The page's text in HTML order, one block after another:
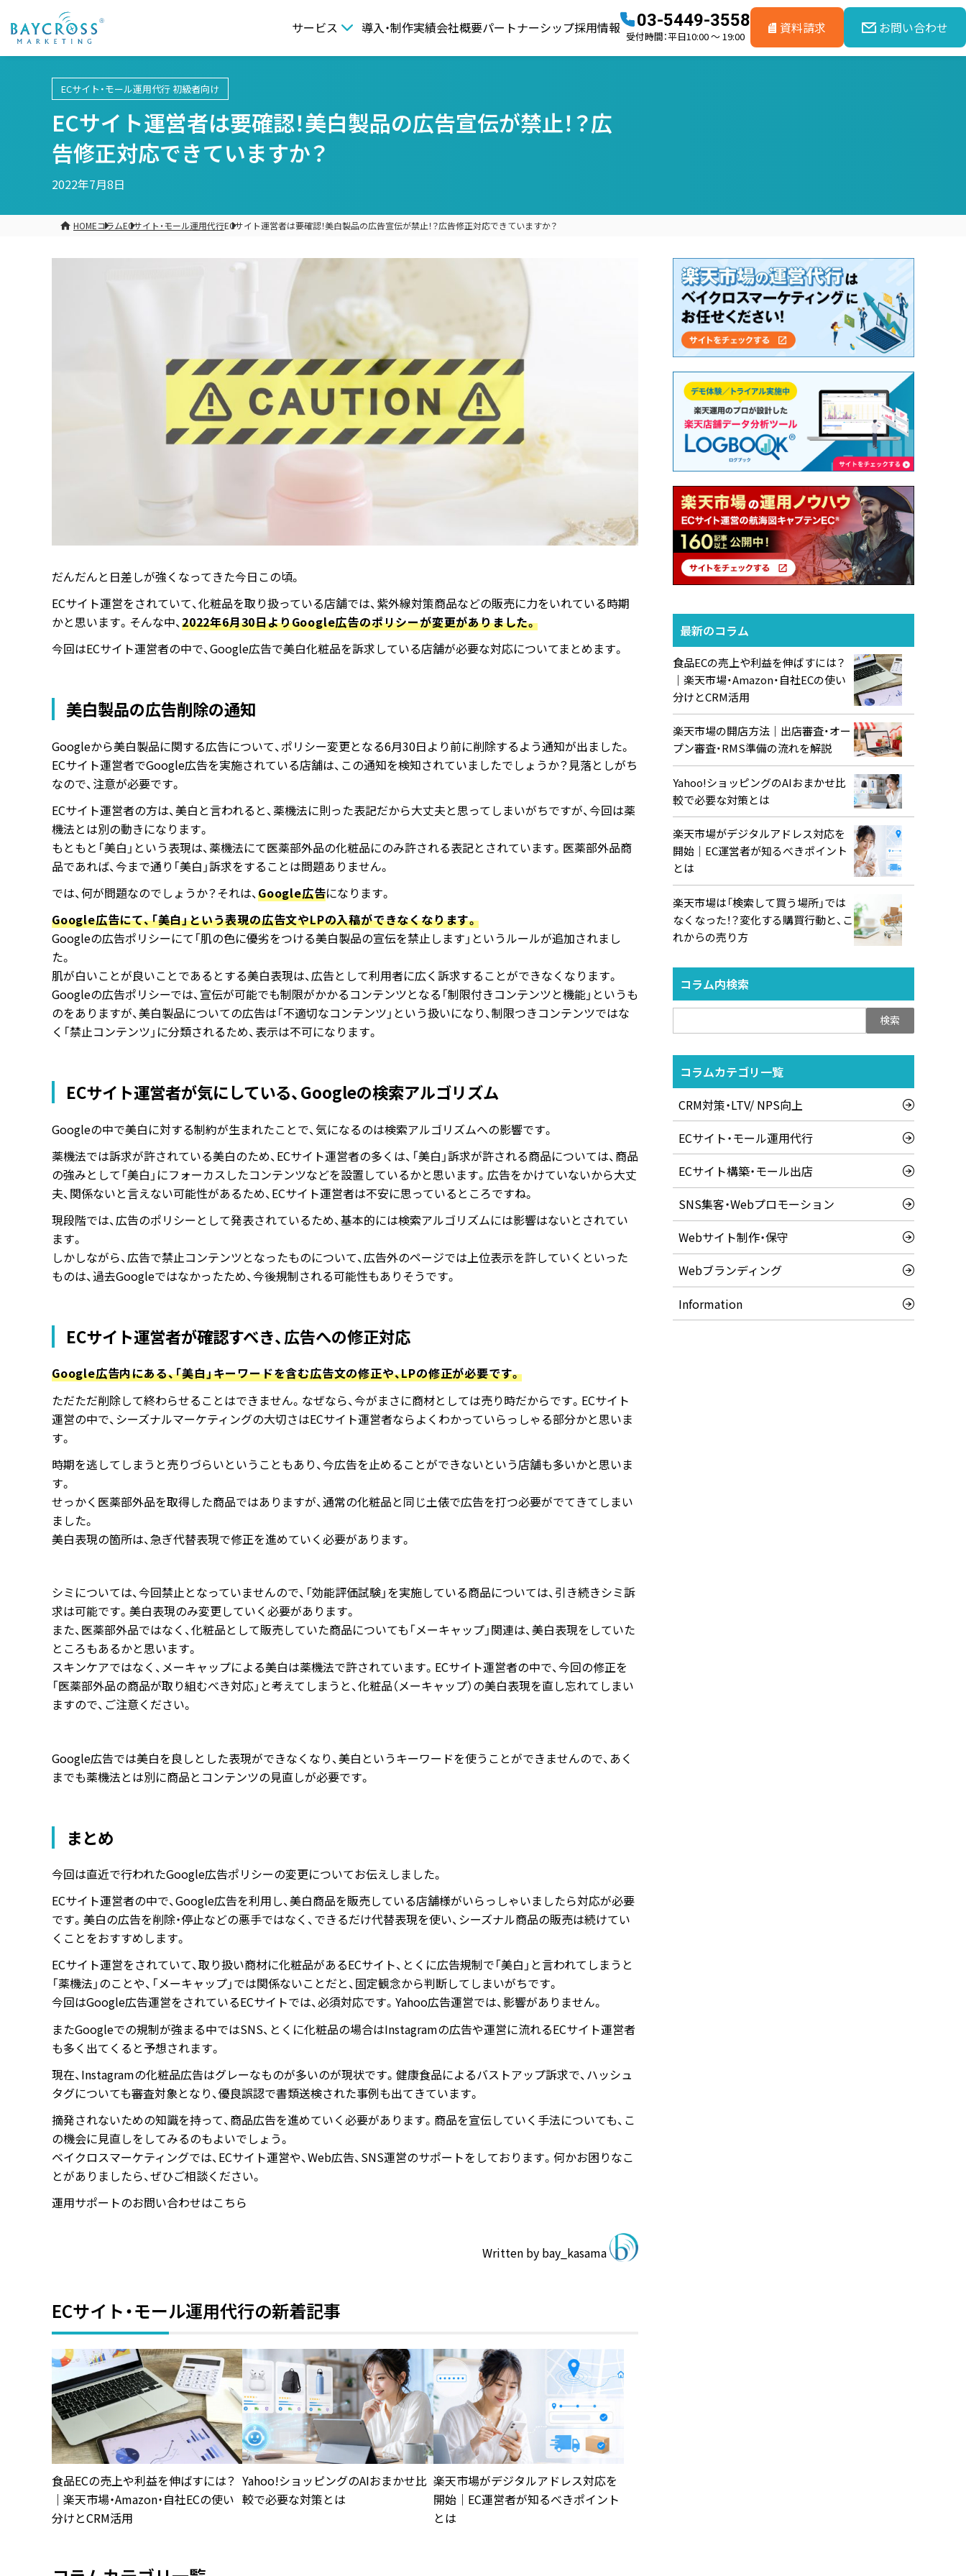
サービス 導入・制作実績会社概要パートナーシップ採用情報 03-5449-3558
受付時間：平日10:00 ～ 19:00 資料請求 お問い合わせ
ECサイト・モール運用代行 初級者向け
ECサイト運営者は要確認！美白製品の広告宣伝が禁止！？広
告修正対応できていますか？
2022年7月8日
HOMEコラムECサイト・モール運用代行ECサイト運営者は要確認！美白製品の広告宣伝が禁止！？広告修正対応できていますか？
だんだんと日差しが強くなってきた今日この頃。
ECサイト運営をされていて、化粧品を取り扱っている店舗では、紫外線対策商品などの販売に力をいれている時期
かと思います。そんな中、2022年6月30日よりGoogle広告のポリシーが変更がありました。
今回はECサイト運営者の中で、Google広告で美白化粧品を訴求している店舗が必要な対応についてまとめます。
美白製品の広告削除の通知
Googleから美白製品に関する広告について、ポリシー変更となる6月30日より前に削除するよう通知が出ました。
ECサイト運営者でGoogle広告を実施されている店舗は、この通知を検知されていましたでしょうか？見落としがち
なので、注意が必要です。
ECサイト運営者の方は、美白と言われると、薬機法に則った表記だから大丈夫と思ってしまいがちですが、今回は薬
機法とは別の動きになります。
もともと「美白」という表現は、薬機法にて医薬部外品の化粧品にのみ許される表記とされています。医薬部外品商
品であれば、今まで通り「美白」訴求をすることは問題ありません。
では、何が問題なのでしょうか？それは、Google広告になります。
Google広告にて、「美白」という表現の広告文やLPの入稿ができなくなります。
Googleの広告ポリシーにて「肌の色に優劣をつける美白製品の宣伝を禁止します」というルールが追加されまし
た。
肌が白いことが良いことであるとする美白表現は、広告として利用者に広く訴求することができなくなります。
Googleの広告ポリシーでは、宣伝が可能でも制限がかかるコンテンツとなる「制限付きコンテンツと機能」というも
のをありますが、美白製品についての広告は「不適切なコンテンツ」という扱いになり、制限つきコンテンツではな
く「禁止コンテンツ」に分類されるため、表示は不可になります。
ECサイト運営者が気にしている、Googleの検索アルゴリズム
Googleの中で美白に対する制約が生まれたことで、気になるのは検索アルゴリズムへの影響です。
薬機法では訴求が許されている美白のため、ECサイト運営者の多くは、「美白」訴求が許される商品については、商品
の強みとして「美白」にフォーカスしたコンテンツなどを設置しているかと思います。広告をかけていないから大丈
夫、関係ないと言えない可能性があるため、ECサイト運営者は不安に思っているところですね。
現段階では、広告のポリシーとして発表されているため、基本的には検索アルゴリズムには影響はないとされてい
ます。
しかしながら、広告で禁止コンテンツとなったものについて、広告外のページでは上位表示を許していくといった
ものは、過去Googleではなかったため、今後規制される可能性もありそうです。
ECサイト運営者が確認すべき、広告への修正対応
Google広告内にある、「美白」キーワードを含む広告文の修正や、LPの修正が必要です。
ただただ削除して終わらせることはできません。なぜなら、今がまさに商材としては売り時だからです。ECサイト
運営の中で、シーズナルマーケティングの大切さはECサイト運営者ならよくわかっていらっしゃる部分かと思いま
す。
時期を逃してしまうと売りづらいということもあり、今広告を止めることができないという店舗も多いかと思いま
す。
せっかく医薬部外品を取得した商品ではありますが、通常の化粧品と同じ土俵で広告を打つ必要がでてきてしまい
ました。
美白表現の箇所は、急ぎ代替表現で修正を進めていく必要があります。
シミについては、今回禁止となっていませんので、「効能評価試験」を実施している商品については、引き続きシミ訴
求は可能です。美白表現のみ変更していく必要があります。
また、医薬部外品ではなく、化粧品として販売していた商品についても「メーキャップ」関連は、美白表現をしていた
ところもあるかと思います。
スキンケアではなく、メーキャップによる美白は薬機法で許されています。ECサイト運営者の中で、今回の修正を
「医薬部外品の商品が取り組むべき対応」と考えてしまうと、化粧品（メーキャップ）の美白表現を直し忘れてしまい
ますので、ご注意ください。
Google広告では美白を良しとした表現ができなくなり、美白というキーワードを使うことができませんので、あく
までも薬機法とは別に商品とコンテンツの見直しが必要です。
まとめ
今回は直近で行われたGoogle広告ポリシーの変更についてお伝えしました。
ECサイト運営者の中で、Google広告を利用し、美白商品を販売している店舗様がいらっしゃいましたら対応が必要
です。美白の広告を削除・停止などの悪手ではなく、できるだけ代替表現を使い、シーズナル商品の販売は続けてい
くことをおすすめします。
ECサイト運営をされていて、取り扱い商材に化粧品があるECサイト、とくに広告規制で「美白」と言われてしまうと
「薬機法」のことや、「メーキャップ」では関係ないことだと、固定観念から判断してしまいがちです。
今回はGoogle広告運営をされているECサイトでは、必須対応です。Yahoo広告運営では、影響がありません。
またGoogleでの規制が強まる中ではSNS、とくに化粧品の場合はInstagramの広告や運営に流れるECサイト運営者
も多く出てくると予想されます。
現在、Instagramの化粧品広告はグレーなものが多いのが現状です。健康食品によるバストアップ訴求で、ハッシュ
タグについても審査対象となり、優良誤認で書類送検された事例も出てきています。
摘発されないための知識を持って、商品広告を進めていく必要があります。商品を宣伝していく手法についても、こ
の機会に見直しをしてみるのもよいでしょう。
ベイクロスマーケティングでは、ECサイト運営や、Web広告、SNS運営のサポートをしております。何かお困りなこ
とがありましたら、ぜひご相談ください。
運用サポートのお問い合わせはこちら
Written by bay_kasama
ECサイト・モール運用代行の新着記事
食品ECの売上や利益を伸ばすには？
｜楽天市場・Amazon・自社ECの使い
分けとCRM活用
Yahoo!ショッピングのAIおまかせ比
較で必要な対策とは
楽天市場がデジタルアドレス対応を
開始｜EC運営者が知るべきポイント
とは
最新のコラム
食品ECの売上や利益を伸ばすには？
｜楽天市場・Amazon・自社ECの使い
分けとCRM活用
楽天市場の開店方法｜出店審査・オー
プン審査・RMS準備の流れを解説
Yahoo!ショッピングのAIおまかせ比
較で必要な対策とは
楽天市場がデジタルアドレス対応を
開始｜EC運営者が知るべきポイント
とは
楽天市場は「検索して買う場所」では
なくなった！？変化する購買行動と、こ
れからの売り方
コラム内検索
索:
コラムカテゴリ一覧
CRM対策・LTV/ NPS向上
ECサイト・モール運用代行
ECサイト構築・モール出店
SNS集客・Webプロモーション
Webサイト制作・保守
Webブランディング
Information